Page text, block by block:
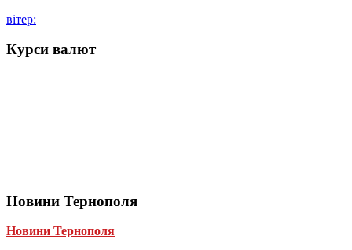
вітер:
Курси валют
Новини Тернополя
Новини Тернополя